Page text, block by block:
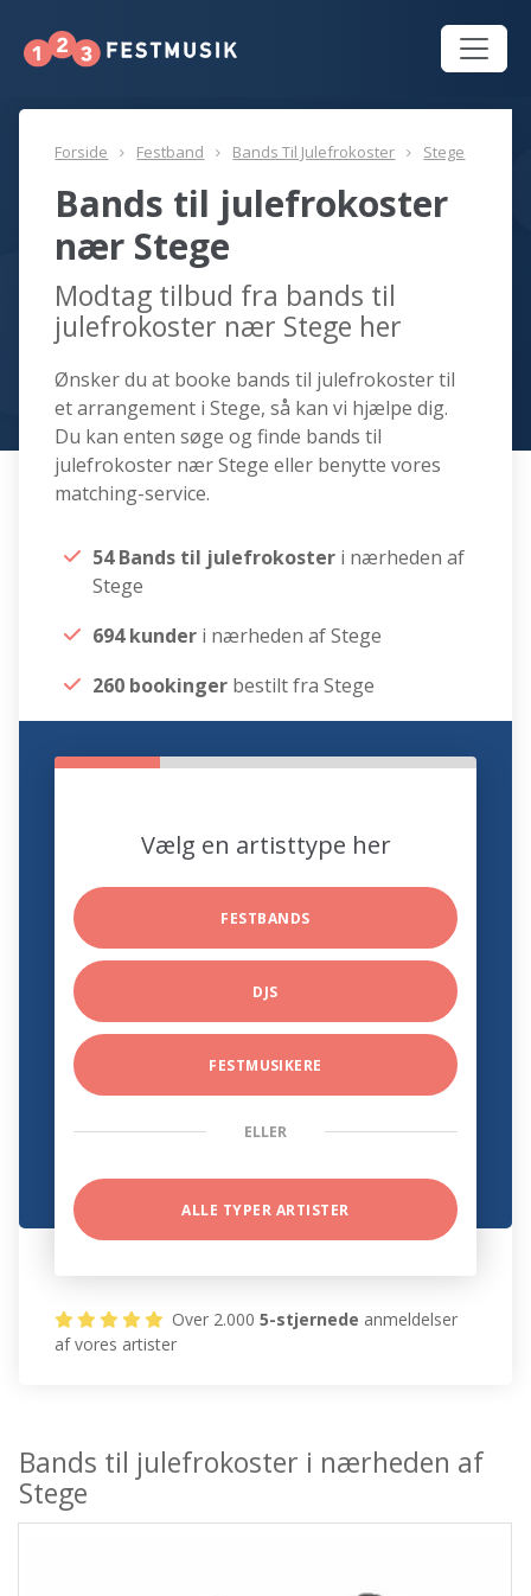
Forside Festband Bands Til Julefrokoster Stege
Bands til julefrokoster
nær Stege
Modtag tilbud fra bands til
julefrokoster nær Stege her
Ønsker du at booke bands til julefrokoster til
et arrangement i Stege, så kan vi hjælpe dig.
Du kan enten søge og finde bands til
julefrokoster nær Stege eller benytte vores
matching-service.
54 Bands til julefrokoster i nærheden af
Stege
694 kunder i nærheden af Stege
260 bookinger bestilt fra Stege
Vælg en artisttype her
FESTBANDS
DJS
FESTMUSIKERE
ELLER
ALLE TYPER ARTISTER
Over 2.0005-stjernede anmeldelser
af vores artister
Bands til julefrokoster i nærheden af
Stege